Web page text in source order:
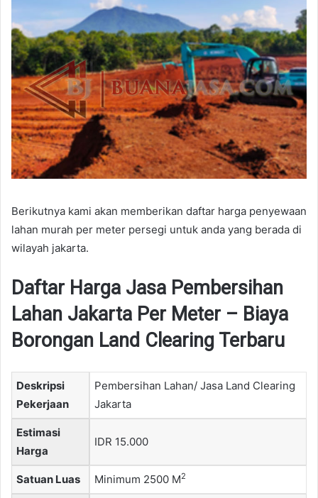
Berikutnya kami akan memberikan daftar harga penyewaan
lahan murah per meter persegi untuk anda yang berada di
wilayah jakarta.
Daftar Harga Jasa Pembersihan
Lahan Jakarta Per Meter – Biaya
Borongan Land Clearing Terbaru
Deskripsi
Pekerjaan
Pembersihan Lahan/ Jasa Land Clearing
Jakarta
Estimasi
Harga
IDR 15.000
Satuan Luas Minimum 2500 M2